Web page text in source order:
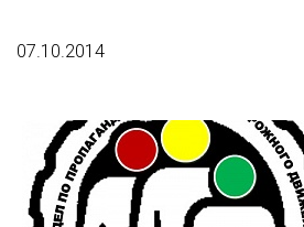
07.10.2014